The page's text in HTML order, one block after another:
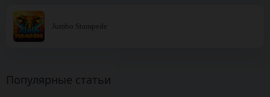
Jumbo Stampede
Популярные статьи